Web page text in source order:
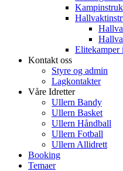
Elitekamper
Kontakt oss
Styre og admin
Lagkontakter
Våre Idretter
Ullern Bandy
Ullern Basket
Ullern Håndball
Ullern Fotball
Ullern Allidrett
Booking
Temaer